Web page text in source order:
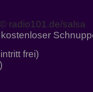
© radio101.de/salsa
frei)